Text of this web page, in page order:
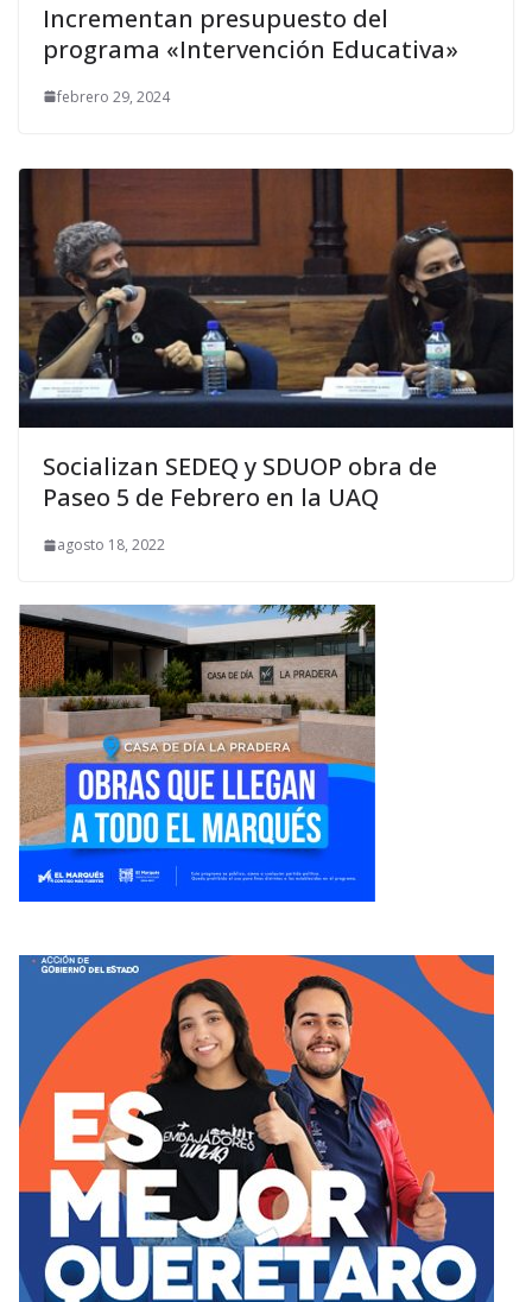
Incrementan presupuesto del
programa «Intervención Educativa»
febrero 29, 2024
Socializan SEDEQ y SDUOP obra de
Paseo 5 de Febrero en la UAQ
agosto 18, 2022